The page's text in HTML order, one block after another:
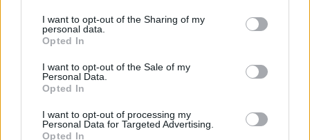
not limited to your visit or usage behaviour. You may click to
grant or deny consent to Google and its third-party tags to
use your data for below specified purposes in below Google
consent section.
I want to opt-out of the Sharing of my
personal data.
Opted In
I want to opt-out of the Sale of my
Personal Data.
Opted In
I want to opt-out of processing my
Personal Data for Targeted Advertising.
Opted In